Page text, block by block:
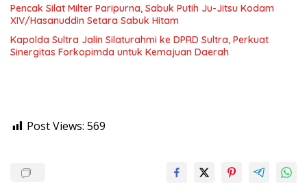
Pencak Silat Milter Paripurna, Sabuk Putih Ju-Jitsu Kodam
XIV/Hasanuddin Setara Sabuk Hitam
Kapolda Sultra Jalin Silaturahmi ke DPRD Sultra, Perkuat
Sinergitas Forkopimda untuk Kemajuan Daerah
Post Views: 569